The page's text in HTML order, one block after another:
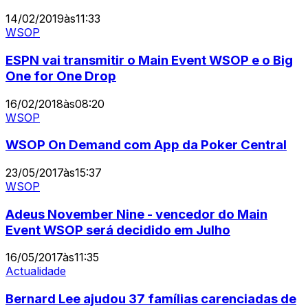
14/02/2019às11:33
WSOP
ESPN vai transmitir o Main Event WSOP e o Big
One for One Drop
16/02/2018às08:20
WSOP
WSOP On Demand com App da Poker Central
23/05/2017às15:37
WSOP
Adeus November Nine - vencedor do Main
Event WSOP será decidido em Julho
16/05/2017às11:35
Actualidade
Bernard Lee ajudou 37 famílias carenciadas de